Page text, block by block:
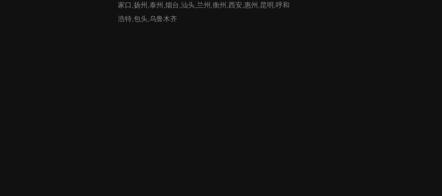
家口,扬州,泰州,烟台,汕头,兰州,衡州,西安,惠州,昆明,呼和
浩特,包头,乌鲁木齐